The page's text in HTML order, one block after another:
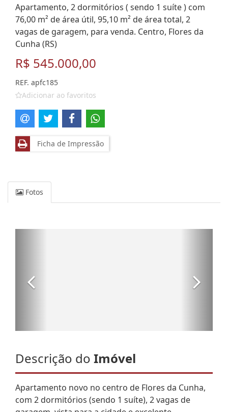
Apartamento, 2 dormitórios ( sendo 1 suíte ) com
76,00 m² de área útil, 95,10 m² de área total, 2
vagas de garagem, para venda. Centro, Flores da
Cunha (RS)
R$ 545.000,00
REF. apfc185
Adicionar ao favoritos
Ficha de Impressão
Fotos
Descrição do Imóvel
Apartamento novo no centro de Flores da Cunha,
com 2 dormitórios (sendo 1 suíte), 2 vagas de